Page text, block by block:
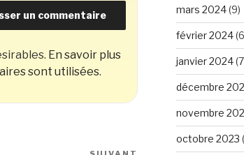
En savoir plus
sont utilisées.
mars 2024(9)
février 2024
janvier 2024
décembre
novembre
octobre 2023